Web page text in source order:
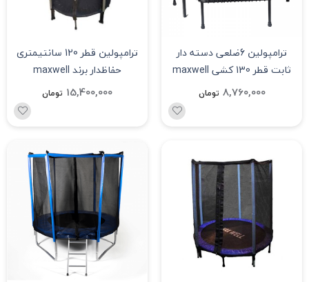
ترامپولین 6ضلعی دسته دار
ثابت قطر 130 کشی maxwell
8,760,000 تومان
ترامپولین قطر 120 سانتیمتری
حفاظدار برند maxwell
15,400,000 تومان